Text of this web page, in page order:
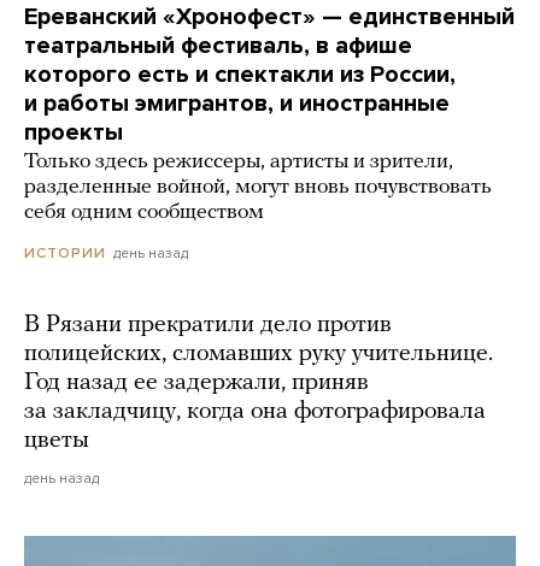
Ереванский «Хронофест» — единственный
театральный фестиваль, в афише
которого есть и спектакли из России,
и работы эмигрантов, и иностранные
проекты
Только здесь режиссеры, артисты и зрители,
разделенные войной, могут вновь почувствовать
себя одним сообществом
ИСТОРИИ день назад
В Рязани прекратили дело против
полицейских, сломавших руку учительнице.
Год назад ее задержали, приняв
за закладчицу, когда она фотографировала
цветы
день назад